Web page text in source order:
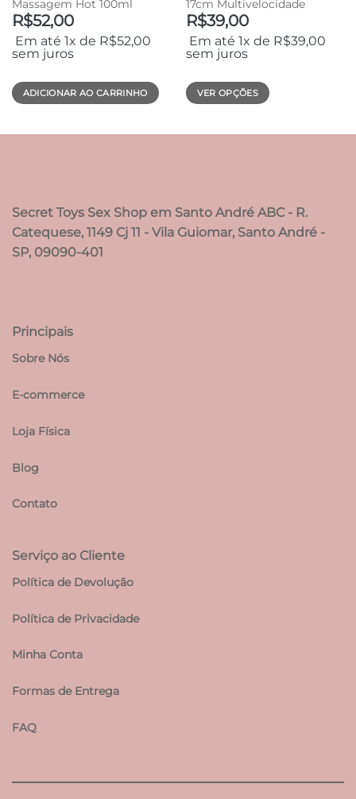
Massagem Hot 100ml
R$52,00
Em até 1x de R$52,00
sem juros
ADICIONAR AO CARRINHO
17cm Multivelocidade
R$39,00
Em até 1x de R$39,00
sem juros
VER OPÇÕES
opções
podem
Secret Toys Sex Shop em Santo André ABC - R.
Catequese, 1149 Cj 11 - Vila Guiomar, Santo André -
SP, 09090-401
Principais
Sobre Nós
E-commerce
Loja Física
Blog
Contato
Serviço ao Cliente
Política de Devolução
Política de Privacidade
Minha Conta
Formas de Entrega
FAQ